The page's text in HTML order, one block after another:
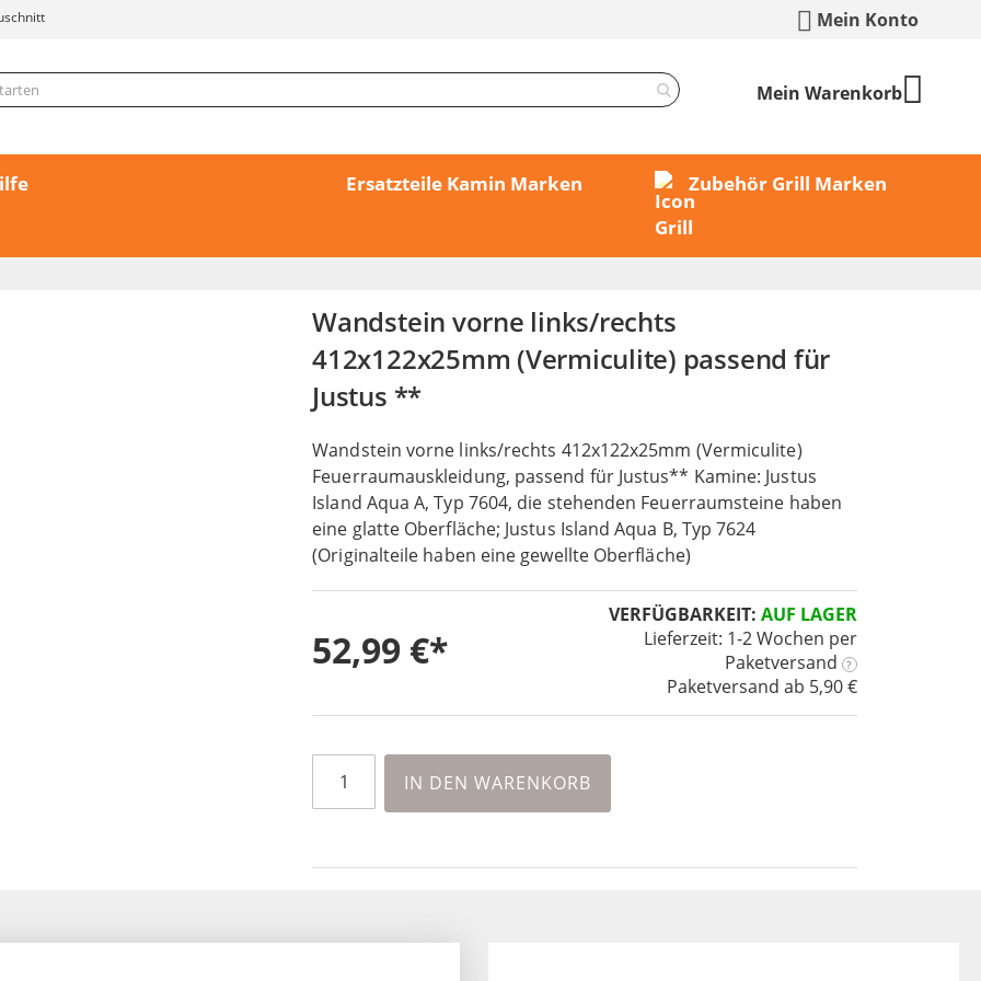
Mein Konto
Mein Warenkorb
Ersatzteile Kamin Marken Zubehör Grill Marken
Wandstein vorne links/rechts
412x122x25mm (Vermiculite) passend für
Justus **
Wandstein vorne links/rechts 412x122x25mm (Vermiculite)
Feuerraumauskleidung, passend für Justus** Kamine: Justus
Island Aqua A, Typ 7604, die stehenden Feuerraumsteine haben
eine glatte Oberfläche; Justus Island Aqua B, Typ 7624
(Originalteile haben eine gewellte Oberfläche)
VERFÜGBARKEIT: AUF LAGER
Lieferzeit: 1-2 Wochen per
Paketversand
?
Paketversand ab 5,90 €
52,99 €
IN DEN WARENKORB